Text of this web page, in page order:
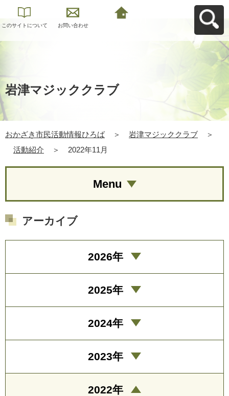
このサイトについて お問い合わせ
岩津マジッククラブ
おかざき市民活動情報ひろば ＞ 岩津マジッククラブ
＞
活動紹介
＞ 2022年11月
Menu
アーカイブ
2026年
2025年
2024年
2023年
2022年